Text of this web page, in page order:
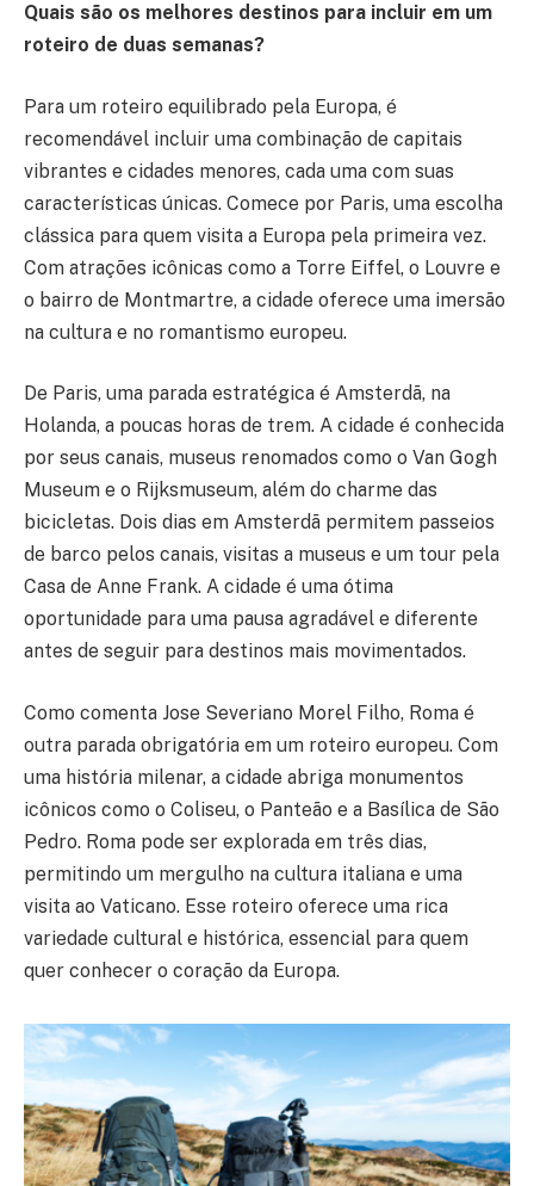
Quais são os melhores destinos para incluir em um
roteiro de duas semanas?
Para um roteiro equilibrado pela Europa, é
recomendável incluir uma combinação de capitais
vibrantes e cidades menores, cada uma com suas
características únicas. Comece por Paris, uma escolha
clássica para quem visita a Europa pela primeira vez.
Com atrações icônicas como a Torre Eiffel, o Louvre e
o bairro de Montmartre, a cidade oferece uma imersão
na cultura e no romantismo europeu.
De Paris, uma parada estratégica é Amsterdã, na
Holanda, a poucas horas de trem. A cidade é conhecida
por seus canais, museus renomados como o Van Gogh
Museum e o Rijksmuseum, além do charme das
bicicletas. Dois dias em Amsterdã permitem passeios
de barco pelos canais, visitas a museus e um tour pela
Casa de Anne Frank. A cidade é uma ótima
oportunidade para uma pausa agradável e diferente
antes de seguir para destinos mais movimentados.
Como comenta Jose Severiano Morel Filho, Roma é
outra parada obrigatória em um roteiro europeu. Com
uma história milenar, a cidade abriga monumentos
icônicos como o Coliseu, o Panteão e a Basílica de São
Pedro. Roma pode ser explorada em três dias,
permitindo um mergulho na cultura italiana e uma
visita ao Vaticano. Esse roteiro oferece uma rica
variedade cultural e histórica, essencial para quem
quer conhecer o coração da Europa.